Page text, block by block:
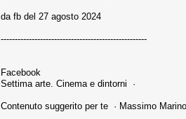
da fb del 27 agosto 2024
----------------------------------------------------
Facebook
Settima arte. Cinema e dintorni ·
Contenuto suggerito per te · Massimo